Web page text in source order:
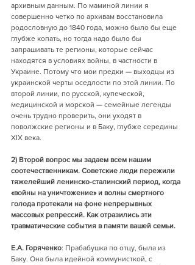
архивным данным. По маминой линии я
совершенно четко по архивам восстановила
родословную до 1840 года, можно было бы еще
глубже копать, но тогда надо было бы
запрашивать те регионы, которые сейчас
находятся в условиях войны, в частности в
Украине. Потому что мои предки — выходцы из
украинской черты оседлости по этой линии. По
второй линии, по русской, купеческой,
медицинской и морской — семейные легенды
очень трудно проверить, они уходят в
поволжские регионы и в Баку, глубже середины
XIX века.
2) Второй вопрос мы задаем всем нашим
соотечественникам. Советские люди пережили
тяжелейший ленинско-сталинский период, когда
«войны на уничтожение» и волны смертного
голода протекали на фоне непрерывных
массовых репрессий. Как отразились эти
травматические события в памяти вашей семьи.
Е.А. Горяченко: Прабабушка по отцу, была из
Баку. Она была идейной коммунисткой, с